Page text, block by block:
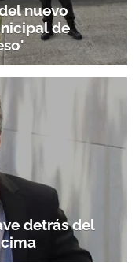
nuevo
de
detrás del